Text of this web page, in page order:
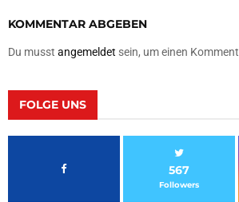
KOMMENTAR ABGEBEN
Du musst angemeldet sein, um einen
FOLGE UNS
567
Followers